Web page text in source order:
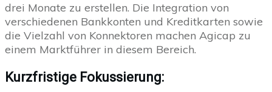
drei Monate zu erstellen. Die Integration von
verschiedenen Bankkonten und Kreditkarten sowie
die Vielzahl von Konnektoren machen Agicap zu
einem Marktführer in diesem Bereich.
Kurzfristige Fokussierung: